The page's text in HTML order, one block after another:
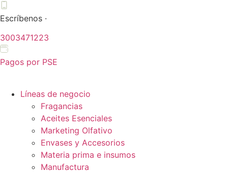
Ir
al
Escríbenos ·
3003471223
Pagos por PSE
Líneas de negocio
Fragancias
Aceites Esenciales
Marketing Olfativo
Envases y Accesorios
Materia prima e insumos
Manufactura